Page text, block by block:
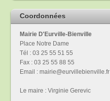
Coordonnées
Mairie D'Eurville-Bienville
Place Notre Dame
Tél : 03 25 55 51 55
Fax : 03 25 55 88 55
Email : mairie@eurvillebienville.fr
Le maire : Virginie Gerevic